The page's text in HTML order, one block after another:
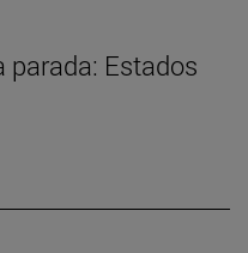
Estados